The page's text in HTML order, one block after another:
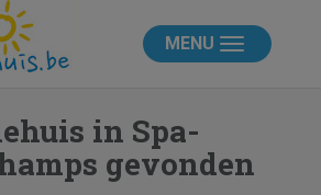
MENU
in Spa-
gevonden